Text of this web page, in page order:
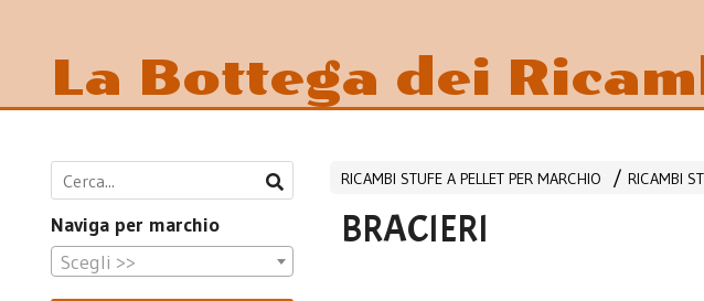
La Bottega dei
RICAMBI STUFE A PELLET PER MARCHIO RICAMBI
BRACIERI
Naviga per marchio
Scegli >>